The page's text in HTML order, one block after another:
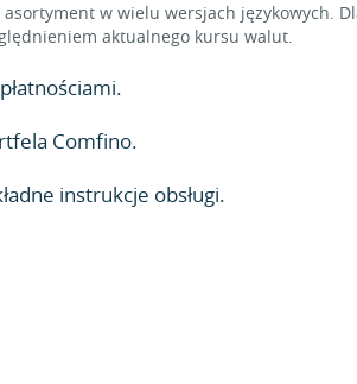
w wielu wersjach językowych.
aktualnego kursu walut.
Comfino.
instrukcje obsługi.